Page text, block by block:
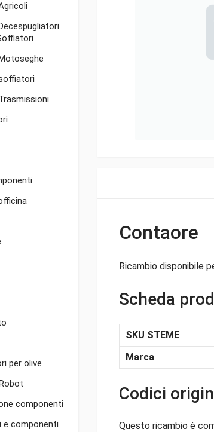
per olive
componenti
e componenti
Contaore
Ricambio disponibile
Scheda
SKU STEME
Marca
Codici
Questo ricambio è